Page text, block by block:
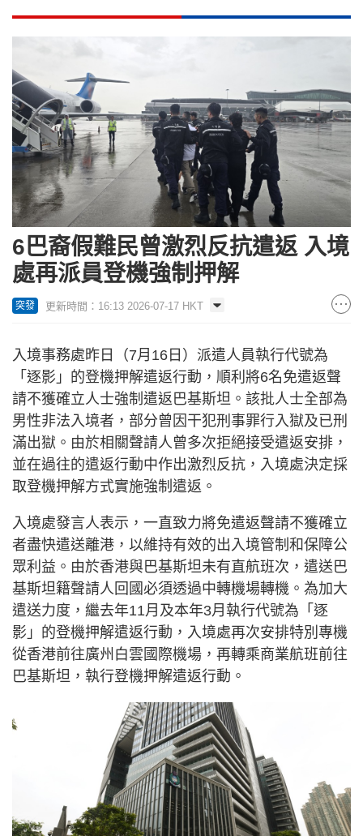
6巴裔假難民曾激烈反抗遣返 入境
處再派員登機強制押解
突發 更新時間：16:13 2026-07-17 HKT
入境事務處昨日（7月16日）派遣人員執行代號為
「逐影」的登機押解遣返行動，順利將6名免遣返聲
請不獲確立人士強制遣返巴基斯坦。該批人士全部為
男性非法入境者，部分曾因干犯刑事罪行入獄及已刑
滿出獄。由於相關聲請人曾多次拒絕接受遣返安排，
並在過往的遣返行動中作出激烈反抗，入境處決定採
取登機押解方式實施強制遣返。
入境處發言人表示，一直致力將免遣返聲請不獲確立
者盡快遣送離港，以維持有效的出入境管制和保障公
眾利益。由於香港與巴基斯坦未有直航班次，遣送巴
基斯坦籍聲請人回國必須透過中轉機場轉機。為加大
遣送力度，繼去年11月及本年3月執行代號為「逐
影」的登機押解遣返行動，入境處再次安排特別專機
從香港前往廣州白雲國際機場，再轉乘商業航班前往
巴基斯坦，執行登機押解遣返行動。